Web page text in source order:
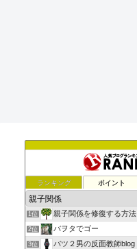
ランキング ポイント
1位 親子関係を修復する方法 |
2位 バヲタでゴー
3位 バツ２男の反面教師blog